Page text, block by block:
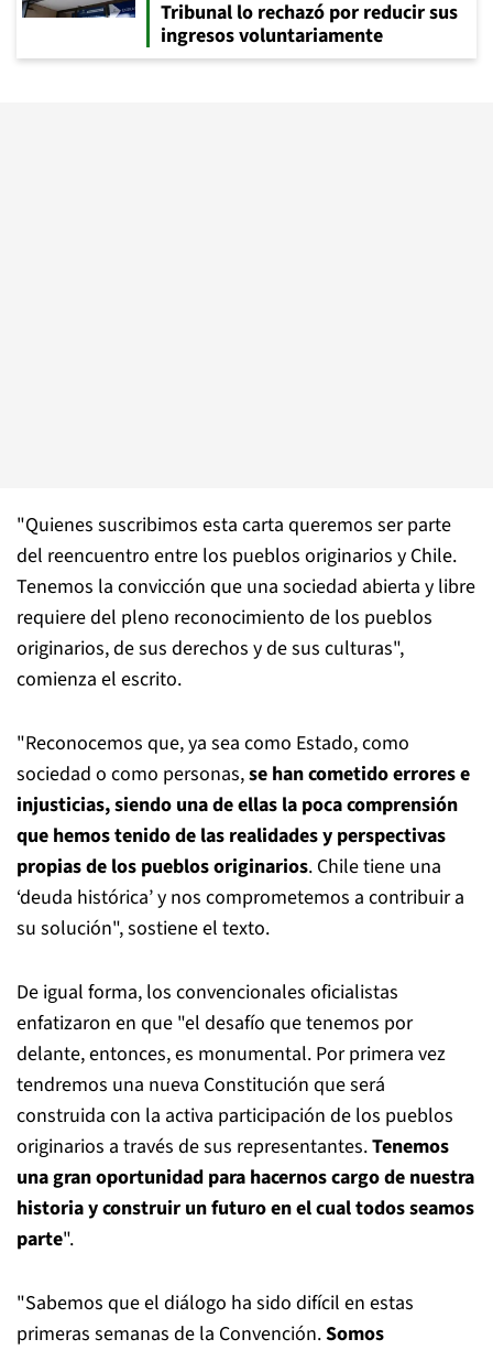
Tribunal lo rechazó por reducir sus
ingresos voluntariamente
"Quienes suscribimos esta carta queremos ser parte
del reencuentro entre los pueblos originarios y Chile.
Tenemos la convicción que una sociedad abierta y libre
requiere del pleno reconocimiento de los pueblos
originarios, de sus derechos y de sus culturas",
comienza el escrito.
"Reconocemos que, ya sea como Estado, como
sociedad o como personas,se han cometido errores e
injusticias, siendo una de ellas la poca comprensión
que hemos tenido de las realidades y perspectivas
propias de los pueblos originarios. Chile tiene una
‘deuda histórica’ y nos comprometemos a contribuir a
su solución", sostiene el texto.
De igual forma, los convencionales oficialistas
enfatizaron en que "el desafío que tenemos por
delante, entonces, es monumental. Por primera vez
tendremos una nueva Constitución que será
construida con la activa participación de los pueblos
originarios a través de sus representantes.Tenemos
una gran oportunidad para hacernos cargo de nuestra
historia y construir un futuro en el cual todos seamos
parte".
"Sabemos que el diálogo ha sido difícil en estas
primeras semanas de la Convención.Somos